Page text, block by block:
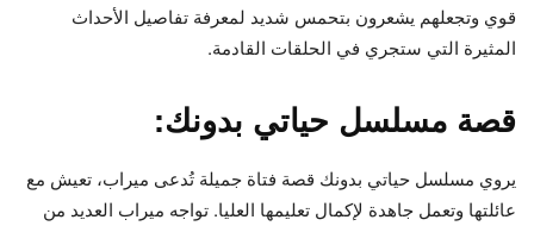
قوي وتجعلهم يشعرون بتحمس شديد لمعرفة تفاصيل الأحداث
المثيرة التي ستجري في الحلقات القادمة.
قصة مسلسل حياتي بدونك:
يروي مسلسل حياتي بدونك قصة فتاة جميلة تُدعى ميراب، تعيش مع
عائلتها وتعمل جاهدة لإكمال تعليمها العليا. تواجه ميراب العديد من